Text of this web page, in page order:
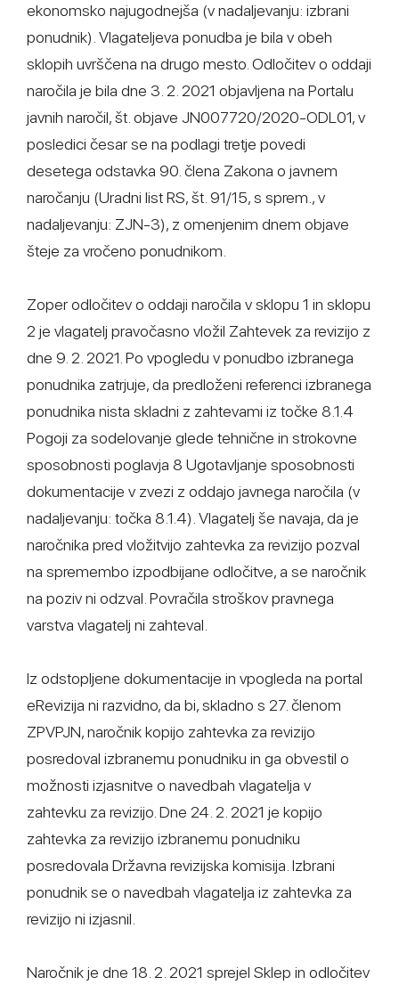
ekonomsko najugodnejša (v nadaljevanju: izbrani
ponudnik). Vlagateljeva ponudba je bila v obeh
sklopih uvrščena na drugo mesto. Odločitev o oddaji
naročila je bila dne 3. 2. 2021 objavljena na Portalu
javnih naročil, št. objave JN007720/2020-ODL01, v
posledici česar se na podlagi tretje povedi
desetega odstavka 90. člena Zakona o javnem
naročanju (Uradni list RS, št. 91/15, s sprem., v
nadaljevanju: ZJN-3), z omenjenim dnem objave
šteje za vročeno ponudnikom.
Zoper odločitev o oddaji naročila v sklopu 1 in sklopu
2 je vlagatelj pravočasno vložil Zahtevek za revizijo z
dne 9. 2. 2021. Po vpogledu v ponudbo izbranega
ponudnika zatrjuje, da predloženi referenci izbranega
ponudnika nista skladni z zahtevami iz točke 8.1.4
Pogoji za sodelovanje glede tehnične in strokovne
sposobnosti poglavja 8 Ugotavljanje sposobnosti
dokumentacije v zvezi z oddajo javnega naročila (v
nadaljevanju: točka 8.1.4). Vlagatelj še navaja, da je
naročnika pred vložitvijo zahtevka za revizijo pozval
na spremembo izpodbijane odločitve, a se naročnik
na poziv ni odzval. Povračila stroškov pravnega
varstva vlagatelj ni zahteval.
Iz odstopljene dokumentacije in vpogleda na portal
eRevizija ni razvidno, da bi, skladno s 27. členom
ZPVPJN, naročnik kopijo zahtevka za revizijo
posredoval izbranemu ponudniku in ga obvestil o
možnosti izjasnitve o navedbah vlagatelja v
zahtevku za revizijo. Dne 24. 2. 2021 je kopijo
zahtevka za revizijo izbranemu ponudniku
posredovala Državna revizijska komisija. Izbrani
ponudnik se o navedbah vlagatelja iz zahtevka za
revizijo ni izjasnil.
Naročnik je dne 18. 2. 2021 sprejel Sklep in odločitev